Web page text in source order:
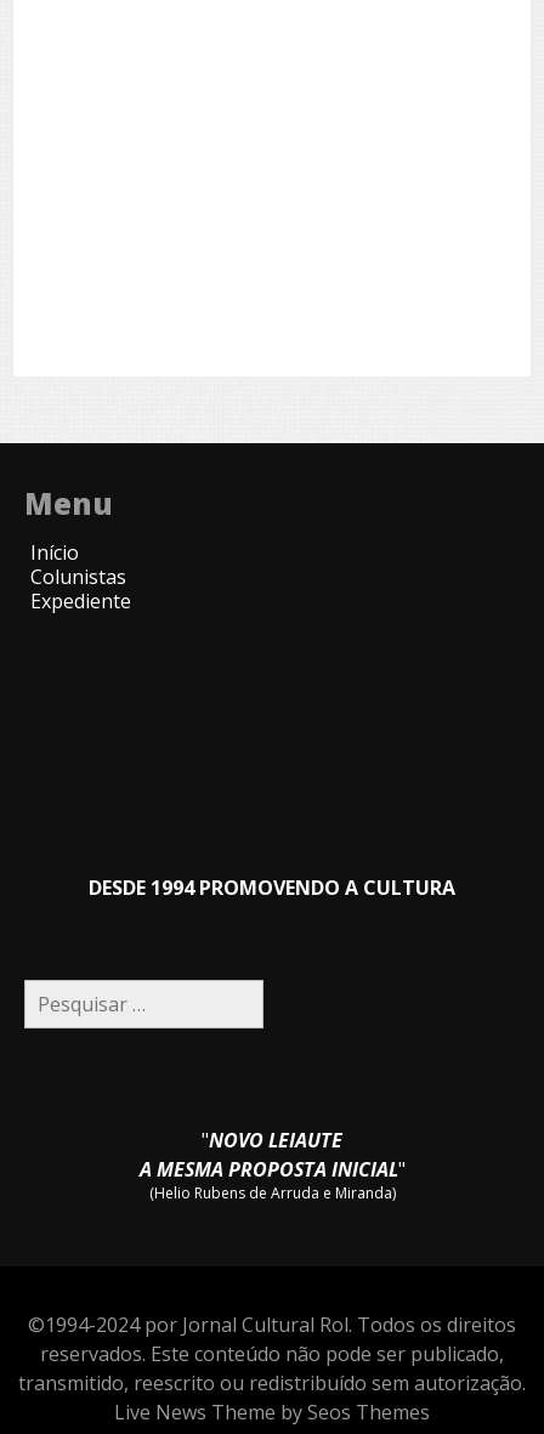
Menu
Início
Colunistas
Expediente
DESDE 1994 PROMOVENDO A CULTURA
Pesquisar
por:
"NOVO LEIAUTE
A MESMA PROPOSTA INICIAL"
(Helio Rubens de Arruda e Miranda)
©1994-2024 por Jornal Cultural Rol. Todos os direitos
reservados. Este conteúdo não pode ser publicado,
transmitido, reescrito ou redistribuído sem autorização.
Live News Theme by Seos Themes